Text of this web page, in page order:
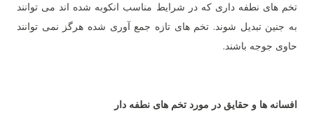
تخم های نطفه داری که در شرایط مناسب انکوبه شده اند می توانند
به جنین تبدیل شوند. تخم های تازه جمع آوری شده هرگز نمی توانند
حاوی جوجه باشند.
افسانه ها و حقایق در مورد تخم های نطفه دار